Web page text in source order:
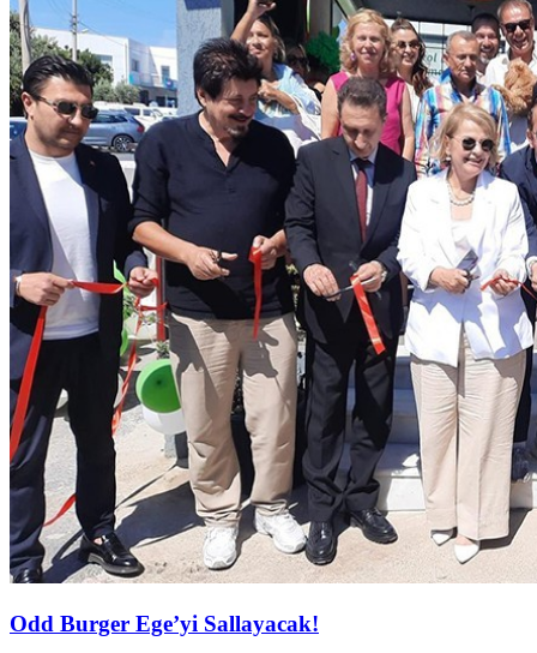
Odd Burger Ege’yi Sallayacak!